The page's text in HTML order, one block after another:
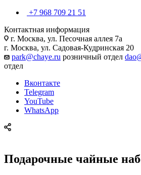
+7 968 709 21 51
Контактная информация
г. Москва, ул. Песочная аллея 7а
г. Москва, ул. Садовая-Кудринская 20
park@chaye.ru розничный отдел
отдел
Вконтакте
Telegram
YouTube
WhatsApp
Подарочные чайные